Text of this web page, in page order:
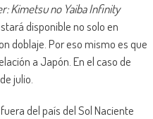
Kimetsu no Yaiba Infinity
disponible no solo en
doblaje. Por eso mismo es que
a Japón. En el caso de
julio.
del país del Sol Naciente